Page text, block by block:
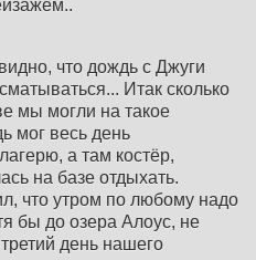
что дождь с Джуги
Итак сколько
мы могли на такое
мог весь день
а там костёр,
на базе отдыхать.
что утром по любому надо
бы до озера Алоус, не
день нашего